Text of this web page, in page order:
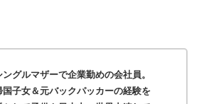
ングルマザーで企業勤めの会社員。
国子女＆元バックパッカーの経験を